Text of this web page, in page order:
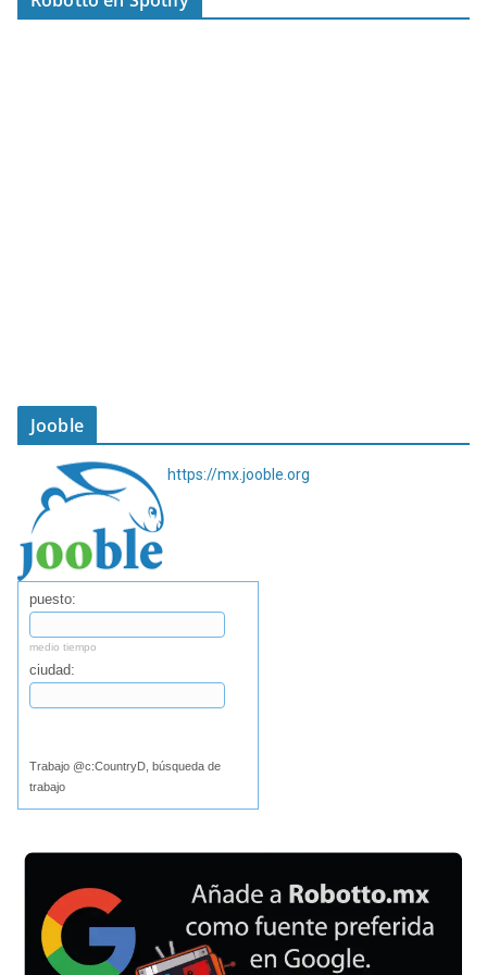
Jooble
https://mx.jooble.org
puesto:
medio tiempo
ciudad:
Trabajo @c:CountryD, búsqueda de
trabajo